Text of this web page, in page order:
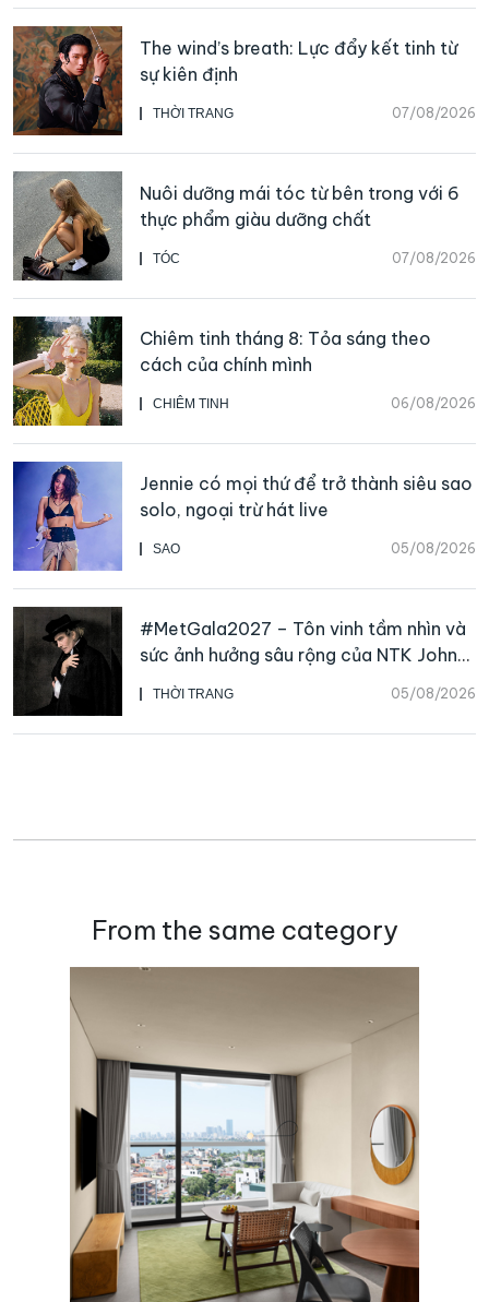
THỜI TRANG 07/08/2026
The wind’s breath: Lực đẩy kết tinh từ
sự kiên định
TÓC 07/08/2026
Nuôi dưỡng mái tóc từ bên trong với 6
thực phẩm giàu dưỡng chất
CHIÊM TINH 06/08/2026
Chiêm tinh tháng 8: Tỏa sáng theo
cách của chính mình
SAO 05/08/2026
Jennie có mọi thứ để trở thành siêu sao
solo, ngoại trừ hát live
THỜI TRANG 05/08/2026
#MetGala2027 – Tôn vinh tầm nhìn và
sức ảnh hưởng sâu rộng của NTK John
Galliano
From the same category